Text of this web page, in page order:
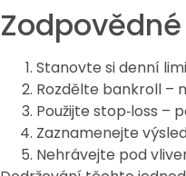
Stanovte si denní
Rozdělte bankroll –
Použijte stop‑loss –
Zaznamenejte
Nehrávejte pod